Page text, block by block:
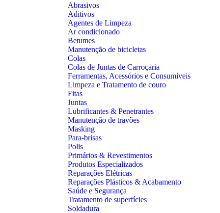
Abrasivos
Aditivos
Agentes de Limpeza
Ar condicionado
Betumes
Manutenção de bicicletas
Colas
Colas de Juntas de Carroçaria
Ferramentas, Acessórios e Consumíveis
Limpeza e Tratamento de couro
Fitas
Juntas
Lubrificantes & Penetrantes
Manutenção de travões
Masking
Para-brisas
Polis
Primários & Revestimentos
Produtos Especializados
Reparações Elétricas
Reparações Plásticos & Acabamento
Saúde e Segurança
Tratamento de superfícies
Soldadura